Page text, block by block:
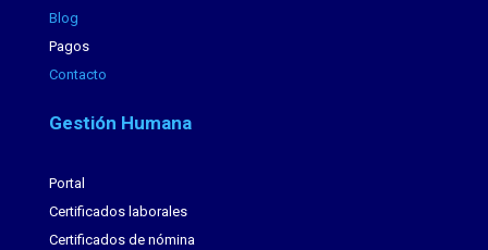
Blog
Pagos
Contacto
Gestión Humana
Portal
Certificados laborales
Certificados de nómina